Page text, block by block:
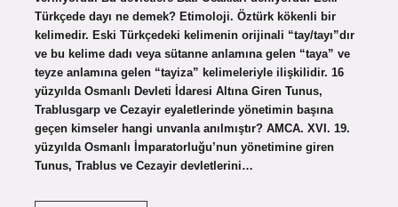
Türkçede dayı ne demek? Etimoloji. Öztürk kökenli bir
kelimedir. Eski Türkçedeki kelimenin orijinali “tay/tayı”dır
ve bu kelime dadı veya sütanne anlamına gelen “taya” ve
teyze anlamına gelen “tayiza” kelimeleriyle ilişkilidir. 16
yüzyılda Osmanlı Devleti İdaresi Altına Giren Tunus,
Trablusgarp ve Cezayir eyaletlerinde yönetimin başına
geçen kimseler hangi unvanla anılmıştır? AMCA. XVI. 19.
yüzyılda Osmanlı İmparatorluğu’nun yönetimine giren
Tunus, Trablus ve Cezayir devletlerini…